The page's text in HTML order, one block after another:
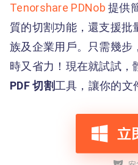
Tenorshare PDNob提供
質的切割功能，還支援批
族及企業用戶。只需幾步
時又省力！現在就試試，
PDF 切割工具，讓你的文